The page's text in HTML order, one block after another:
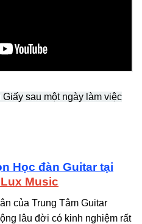
sau một ngày làm việc
Học đàn Guitar tại
Music
của Trung Tâm Guitar
lâu đời có kinh nghiệm rất